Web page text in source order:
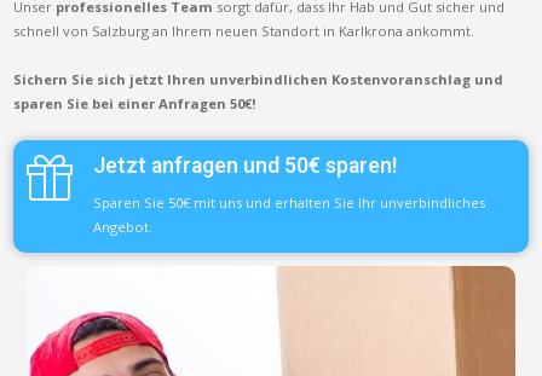
Unser professionelles Team sorgt dafür, dass Ihr Hab und Gut sicher und
schnell von Salzburg an Ihrem neuen Standort in Karlkrona ankommt.
Sichern Sie sich jetzt Ihren unverbindlichen Kostenvoranschlag und
sparen Sie bei einer Anfragen 50€!
Jetzt anfragen und 50€ sparen!
Sparen Sie 50€ mit uns und erhalten Sie Ihr unverbindliches
Angebot.